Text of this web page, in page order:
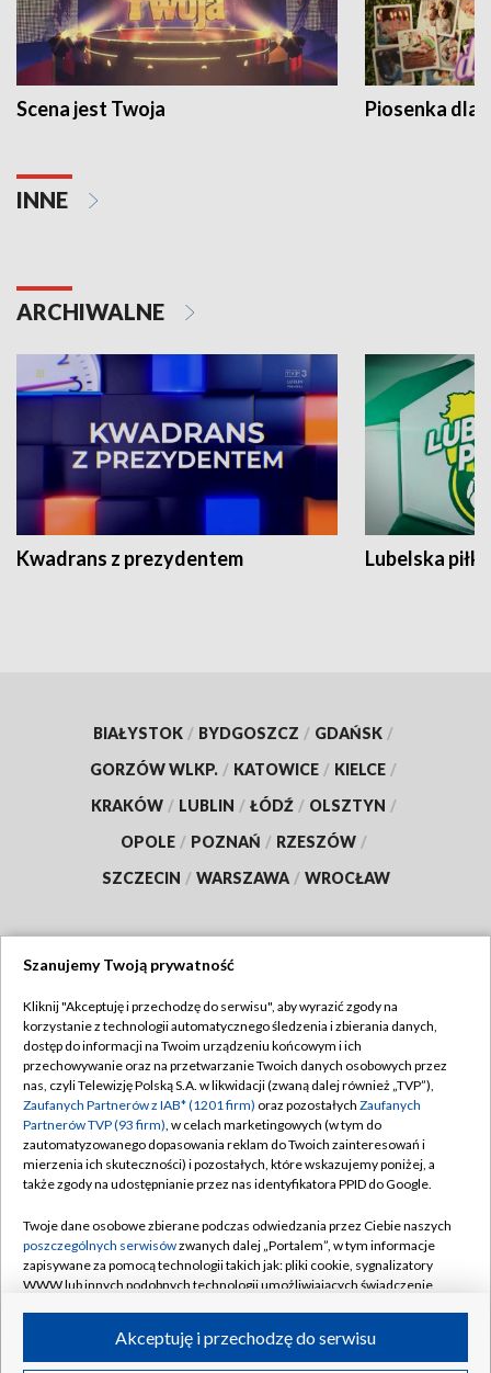
Scena jest Twoja Piosenka dla
INNE
ARCHIWALNE
Kwadrans z prezydentem Lubelska piłka
BIAŁYSTOK / BYDGOSZCZ / GDAŃSK /
GORZÓW WLKP. / KATOWICE / KIELCE /
KRAKÓW / LUBLIN / ŁÓDŹ / OLSZTYN /
OPOLE / POZNAŃ / RZESZÓW /
SZCZECIN / WARSZAWA / WROCŁAW
TVP
Abonament TVP
Emisja w TVP
Centrum informacji TVP
Naziemna Telewizja Cyfrowa
Rada Programowa
System NOS
Informacje o nadawcy
Program dla prasy
Regulamin TVP
Polityka prywatności
Moje zgody
Pomoc
Kontakt
Kanały
Szanujemy Twoją prywatność
Kliknij "Akceptuję i przechodzę do serwisu", aby wyrazić zgody na
korzystanie z technologii automatycznego śledzenia i zbierania danych,
dostęp do informacji na Twoim urządzeniu końcowym i ich
przechowywanie oraz na przetwarzanie Twoich danych osobowych przez
nas, czyli Telewizję Polską S.A. w likwidacji (zwaną dalej również „TVP”),
Zaufanych Partnerów z IAB* (1201 firm) oraz pozostałych Zaufanych
Partnerów TVP (93 firm), w celach marketingowych (w tym do
zautomatyzowanego dopasowania reklam do Twoich zainteresowań i
mierzenia ich skuteczności) i pozostałych, które wskazujemy poniżej, a
także zgody na udostępnianie przez nas identyfikatora PPID do Google.
Twoje dane osobowe zbierane podczas odwiedzania przez Ciebie naszych
poszczególnych serwisówzwanych dalej „Portalem”, w tym informacje
zapisywane za pomocą technologii takich jak: pliki cookie, sygnalizatory
WWW lub innych podobnych technologii umożliwiających świadczenie
ruchu w Internecie.Akceptuję i przechodzę do serwisu